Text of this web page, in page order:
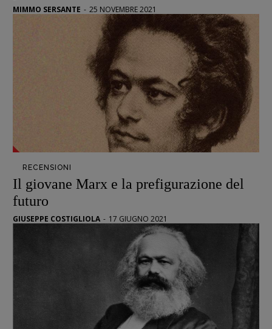
Intelligenza Artificiale
Maestri sommersi
Pasolini 1922-2022
Psichedelia
Stranimondi
Tornare a Ballard
Valerio Evangelisti
DIRETTRICE RESPONSABILE
Antonella Marrone
Giuseppe Costigliola,
Roberto Derobertis ,Elio
Fabio Malagnini,Valentina
Elisabetta Michielin ,Nicole
Spallina Roberto Sturm,Tania Tonin
MIMMO SERSANTE - 25 NOVEMBRE 2021
RECENSIONI
Il giovane Marx e la prefigurazione del
futuro
GIUSEPPE COSTIGLIOLA - 17 GIUGNO 2021